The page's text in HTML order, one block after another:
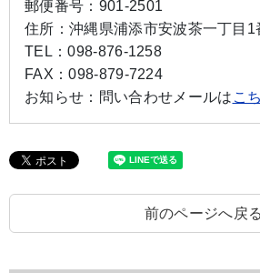
郵便番号： 901-2501
住所： 沖縄県浦添市安波茶一丁目
TEL：098-876-1258
FAX：098-879-7224
お知らせ： 問い合わせメールは こ
前のページへ戻る